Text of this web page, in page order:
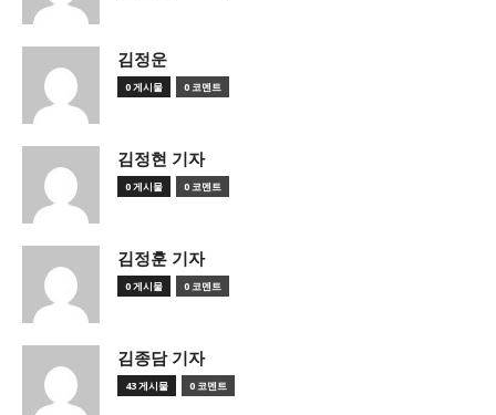
김정운
0 게시물 0 코멘트
김정현 기자
0 게시물 0 코멘트
김정훈 기자
0 게시물 0 코멘트
김종담 기자
43 게시물 0 코멘트